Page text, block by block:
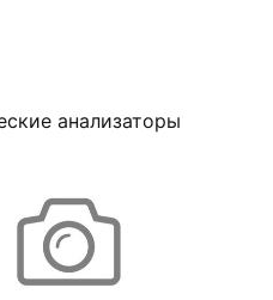
анализаторы